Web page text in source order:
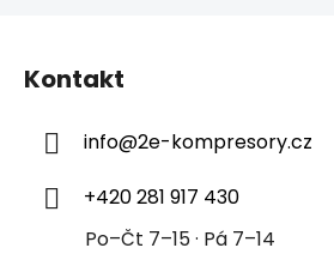
Kontakt
info@2e-kompresory.cz
+420 281 917 430
Po–Čt 7–15 · Pá 7–14